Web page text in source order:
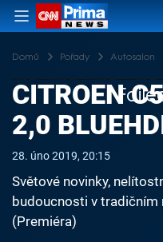
Domů Pořady Autosalon
CITROEN
2,0
28. úno 2019, 20:15
Světové novinky,
budoucnosti v
(Premiéra)